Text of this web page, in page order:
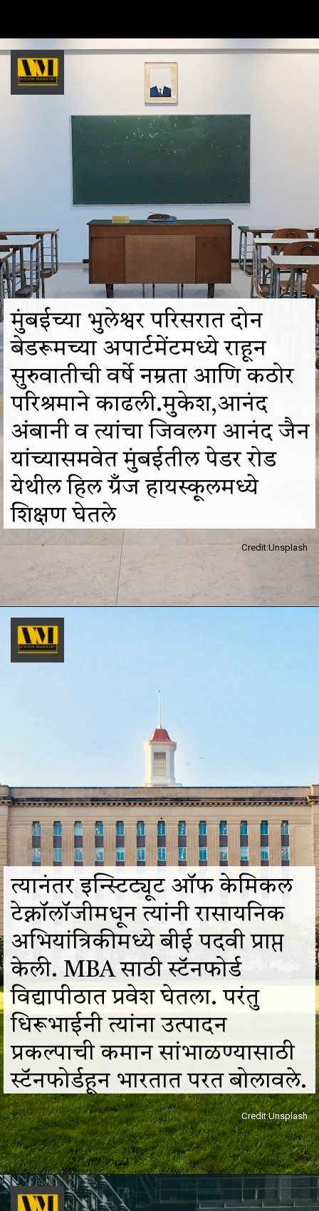
Credit:Unsplash
मुंबईच्या भुलेश्वर परिसरात दोन
बेडरूमच्या अपार्टमेंटमध्ये राहून
सुरुवातीची वर्षे नम्रता आणि कठोर
परिश्रमाने काढली.मुकेश,आनंद
अंबानी व त्यांचा जिवलग आनंद जैन
यांच्यासमवेत मुंबईतील पेडर रोड
येथील हिल ग्रँज हायस्कूलमध्ये
शिक्षण घेतले
Credit:Unsplash
त्यानंतर इन्स्टिट्यूट ऑफ केमिकल
टेक्नॉलॉजीमधून त्यांनी रासायनिक
अभियांत्रिकीमध्ये बीई पदवी प्राप्त
केली. MBA साठी स्टॅनफोर्ड
विद्यापीठात प्रवेश घेतला. परंतु
धिरूभाईनी त्यांना उत्पादन
प्रकल्पाची कमान सांभाळण्यासाठी
स्टॅनफोर्डहून भारतात परत बोलावले.